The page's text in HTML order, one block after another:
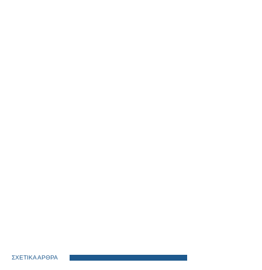
ΣΧΕΤΙΚΑ ΑΡΘΡΑ